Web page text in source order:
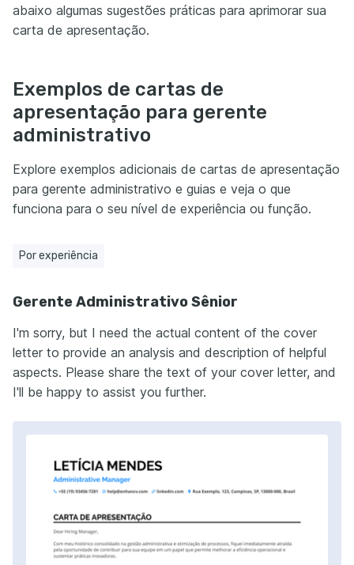
abaixo algumas sugestões práticas para aprimorar sua
carta de apresentação.
Exemplos de cartas de
apresentação para gerente
administrativo
Explore exemplos adicionais de cartas de apresentação
para gerente administrativo e guias e veja o que
funciona para o seu nível de experiência ou função.
Por experiência
Gerente Administrativo Sênior
I'm sorry, but I need the actual content of the cover
letter to provide an analysis and description of helpful
aspects. Please share the text of your cover letter, and
I'll be happy to assist you further.